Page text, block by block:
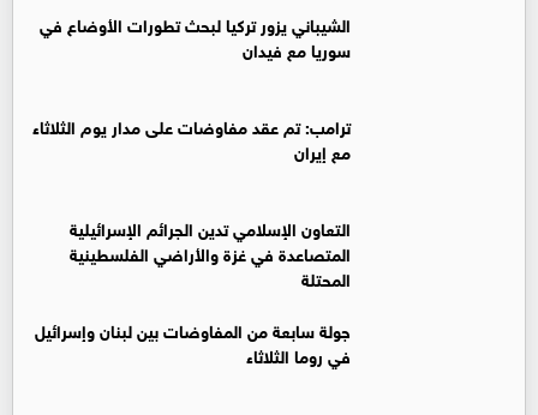
‏الشيباني يزور تركيا لبحث تطورات الأوضاع في
سوريا مع فيدان
ترامب: تم عقد مفاوضات على مدار يوم الثلاثاء
مع إيران
التعاون الإسلامي تدين الجرائم الإسرائيلية
المتصاعدة في غزة والأراضي الفلسطينية
المحتلة
جولة سابعة من المفاوضات بين لبنان وإسرائيل
في روما الثلاثاء